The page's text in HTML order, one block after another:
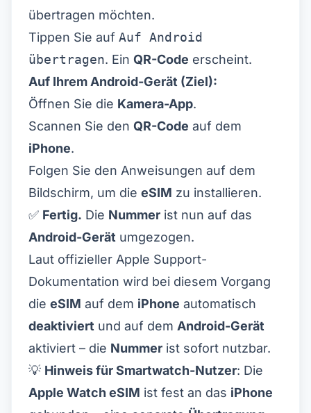
übertragen möchten.
Tippen Sie auf Auf Android
übertragen. Ein QR-Code erscheint.
Auf Ihrem Android-Gerät (Ziel):
Öffnen Sie die Kamera-App.
Scannen Sie den QR-Code auf dem
iPhone.
Folgen Sie den Anweisungen auf dem
Bildschirm, um die eSIM zu installieren.
✅ Fertig. Die Nummer ist nun auf das
Android-Gerät umgezogen.
Laut offizieller Apple Support-
Dokumentation wird bei diesem Vorgang
die eSIM auf dem iPhone automatisch
deaktiviert und auf dem Android-Gerät
aktiviert – die Nummer ist sofort nutzbar.
💡 Hinweis für Smartwatch-Nutzer: Die
Apple Watch eSIM ist fest an das iPhone